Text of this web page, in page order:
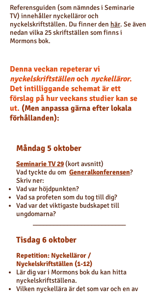
Referensguiden (som nämndes i Seminarie
TV) innehåller nyckelläror och
nyckelskriftställen. Du finner den här. Se även
nedan vilka 25 skriftställen som finns i
Mormons bok.
Denna veckan repeterar vi
nyckelskriftställenoch nyckelläror.
Det intilliggande schemat är ett
förslag på hur veckans studier kan se
ut. (Men anpassa gärna efter lokala
förhållanden):
Måndag 5 oktober
Seminarie TV 29(kort avsnitt)
Vad tyckte du om Generalkonferensen?
Skriv ner:
Vad var höjdpunkten?
Vad sa profeten som du tog till dig?
Vad var det viktigaste budskapet till
ungdomarna?
Tisdag 6 oktober
Repetition: Nyckelläror /
Nyckelskriftställen (1-12)
Lär dig var i Mormons bok du kan hitta
nyckelskriftställena.
Vilken nyckellära är det som var och en av